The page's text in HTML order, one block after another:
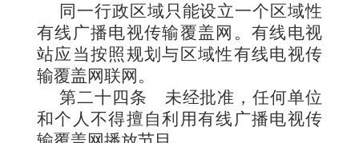
同一行政区域只能设立一个区域性
有线广播电视传输覆盖网。有线电视
站应当按照规划与区域性有线电视传
输覆盖网联网。
第二十四条 未经批准，任何单位
和个人不得擅自利用有线广播电视传